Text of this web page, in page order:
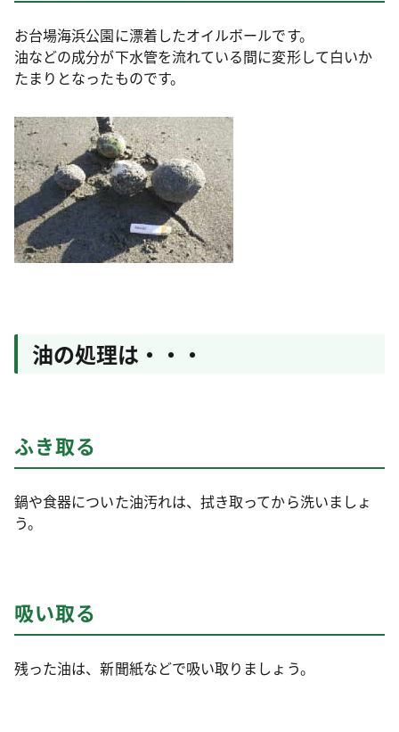
お台場海浜公園に漂着したオイルボールです。
油などの成分が下水管を流れている間に変形して白いか
たまりとなったものです。
油の処理は・・・
ふき取る
鍋や食器についた油汚れは、拭き取ってから洗いましょ
う。
吸い取る
残った油は、新聞紙などで吸い取りましょう。